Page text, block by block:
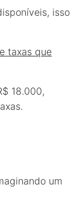
isso
taxas que
18.000,
um